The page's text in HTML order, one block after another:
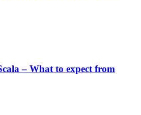
– What to expect from